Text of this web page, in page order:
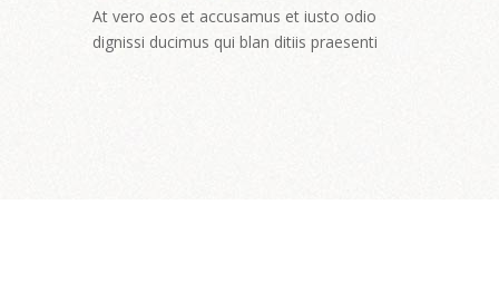
At vero eos et accusamus et iusto odio
dignissi ducimus qui blan ditiis praesenti